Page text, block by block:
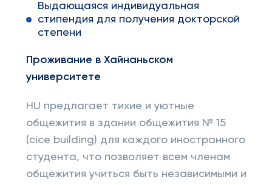
Выдающаяся индивидуальная
стипендия для получения докторской
степени
Проживание в Хайнаньском
университете
HU предлагает тихие и уютные
общежития в здании общежития № 15
(cice building) для каждого иностранного
студента, что позволяет всем членам
общежития учиться быть независимыми и